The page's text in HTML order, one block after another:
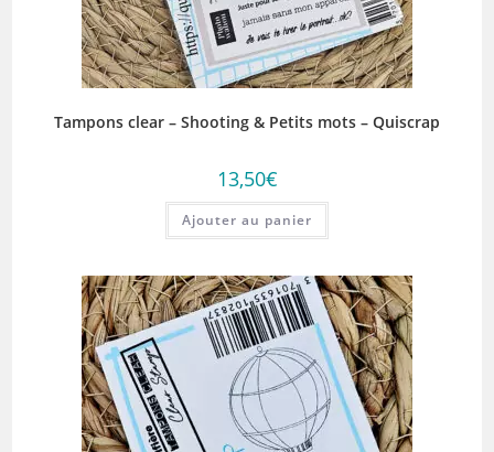
Tampons clear – Shooting & Petits mots – Quiscrap
13,50€
Ajouter au panier